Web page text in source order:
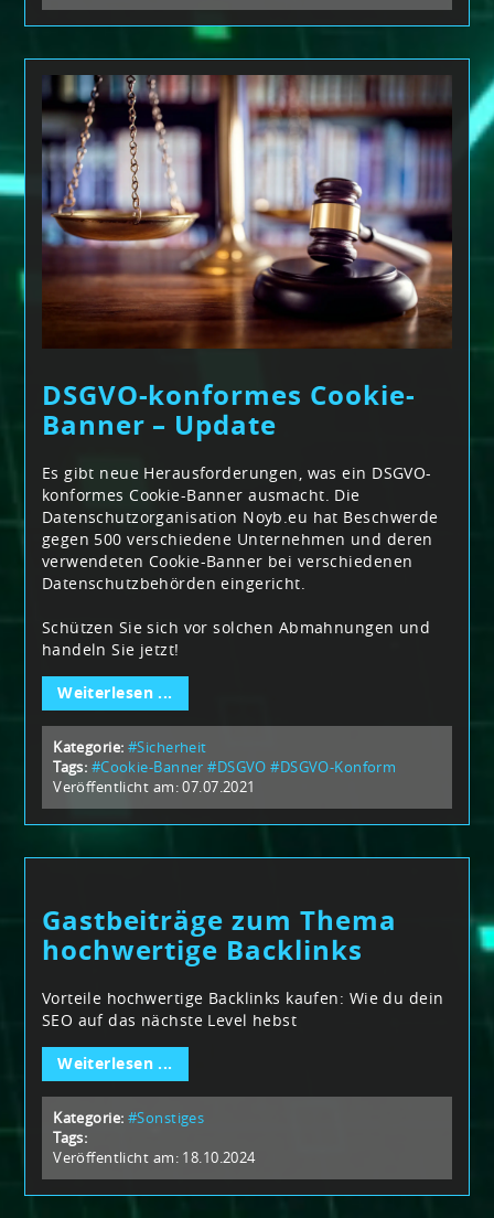
DSGVO-konformes Cookie-
Banner – Update
Es gibt neue Herausforderungen, was ein DSGVO-
konformes Cookie-Banner ausmacht. Die
Datenschutzorganisation Noyb.eu hat Beschwerde
gegen 500 verschiedene Unternehmen und deren
verwendeten Cookie-Banner bei verschiedenen
Datenschutzbehörden eingericht.
Schützen Sie sich vor solchen Abmahnungen und
handeln Sie jetzt!
Weiterlesen ...
Kategorie: #Sicherheit
Tags: #Cookie-Banner #DSGVO #DSGVO-Konform
Veröffentlicht am: 07.07.2021
Gastbeiträge zum Thema
hochwertige Backlinks
Vorteile hochwertige Backlinks kaufen: Wie du dein
SEO auf das nächste Level hebst
Weiterlesen ...
Kategorie: #Sonstiges
Tags:
Veröffentlicht am: 18.10.2024